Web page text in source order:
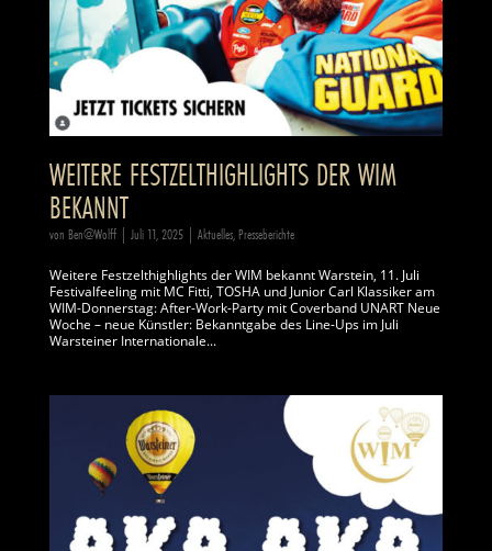
WEITERE FESTZELTHIGHLIGHTS DER WIM
BEKANNT
von Ben@Wolff| Juli 11, 2025| Aktuelles,Presseberichte
Weitere Festzelthighlights der WIM bekannt Warstein, 11. Juli
Festivalfeeling mit MC Fitti, TOSHA und Junior Carl Klassiker am
WIM-Donnerstag: After-Work-Party mit Coverband UNART Neue
Woche – neue Künstler: Bekanntgabe des Line-Ups im Juli
Warsteiner Internationale...